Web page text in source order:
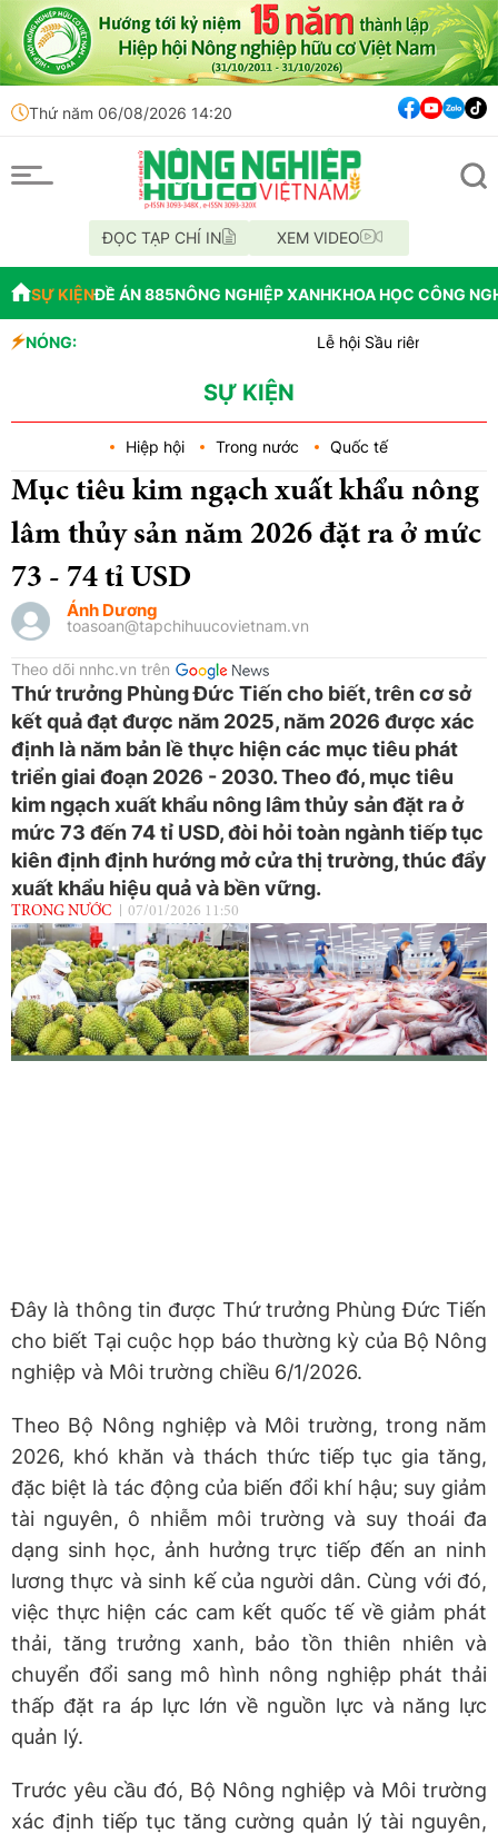
Thứ năm 06/08/2026 14:20
ĐỌC TẠP CHÍ IN XEM VIDEO
SỰ KIỆNĐỀ ÁN 885NÔNG NGHIỆP XANHKHOA HỌC CÔNG
NÓNG:
Lễ hội Sầu riêng Đắk Lắk 2026
Cách tư duy mới: Hỗ trợ người
SỰ KIỆN
Hiệp hội Trong nước Quốc tế
Mục tiêu kim ngạch xuất khẩu nông
lâm thủy sản năm 2026 đặt ra ở mức
73 - 74 tỉ USD
Ánh Dương
toasoan@tapchihuucovietnam.vn
Theo dõi nnhc.vn trên
Thứ trưởng Phùng Đức Tiến cho biết, trên cơ sở
kết quả đạt được năm 2025, năm 2026 được xác
định là năm bản lề thực hiện các mục tiêu phát
triển giai đoạn 2026 - 2030. Theo đó, mục tiêu
kim ngạch xuất khẩu nông lâm thủy sản đặt ra ở
mức 73 đến 74 tỉ USD, đòi hỏi toàn ngành tiếp tục
kiên định định hướng mở cửa thị trường, thúc đẩy
xuất khẩu hiệu quả và bền vững.
TRONG NƯỚC 07/01/2026 11:50
Đây là thông tin được Thứ trưởng Phùng Đức Tiến
cho biết Tại cuộc họp báo thường kỳ của Bộ Nông
nghiệp và Môi trường chiều 6/1/2026.
Theo Bộ Nông nghiệp và Môi trường, trong năm
2026, khó khăn và thách thức tiếp tục gia tăng,
đặc biệt là tác động của biến đổi khí hậu; suy giảm
tài nguyên, ô nhiễm môi trường và suy thoái đa
dạng sinh học, ảnh hưởng trực tiếp đến an ninh
lương thực và sinh kế của người dân. Cùng với đó,
việc thực hiện các cam kết quốc tế về giảm phát
thải, tăng trưởng xanh, bảo tồn thiên nhiên và
chuyển đổi sang mô hình nông nghiệp phát thải
thấp đặt ra áp lực lớn về nguồn lực và năng lực
quản lý.
Trước yêu cầu đó, Bộ Nông nghiệp và Môi trường
xác định tiếp tục tăng cường quản lý tài nguyên,